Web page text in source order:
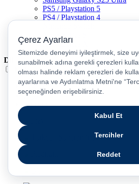
PS5 / Playstation 5
PS4 / Playstation 4
Xbox Series S
Xbox Series X
Dil
Türkçe
English
عربى
русский